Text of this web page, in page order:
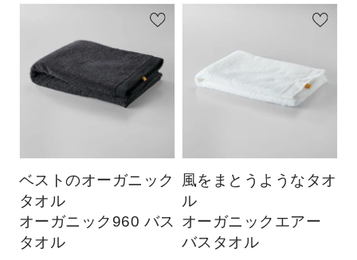
ベストのオーガニック
タオル
オーガニック960 バス
タオル
風をまとうようなタオ
ル
オーガニックエアー
バスタオル